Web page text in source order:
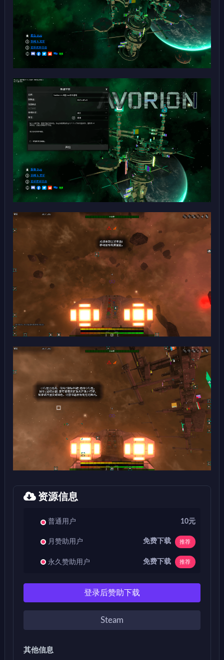
资源信息
普通用户 10元
月赞助用户 免费下载 推荐
永久赞助用户 免费下载 推荐
登录后赞助下载
Steam
其他信息